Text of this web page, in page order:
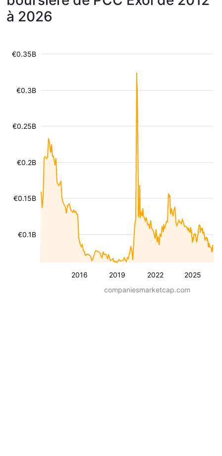
à 2026
2016 2019 2022 2025
€0.1B
€0.15B
€0.2B
€0.25B
€0.3B
€0.35B
companiesmarketcap.com